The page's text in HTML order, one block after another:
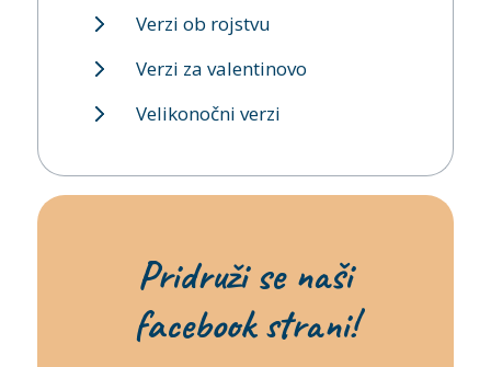
Verzi ob rojstvu
Verzi za valentinovo
Velikonočni verzi
Pridruži se naši
facebook strani!